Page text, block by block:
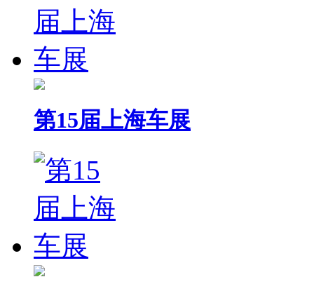
第15届上海车展